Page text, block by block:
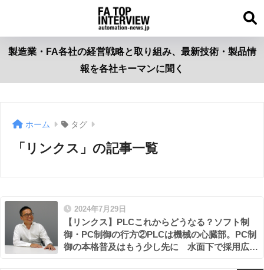
製造業・FA各社の経営戦略と取り組み、最新技術・製品情
報を各社キーマンに聞く
ホーム タグ
「リンクス」の記事一覧
2024年7月29日
【リンクス】PLCこれからどうなる？ソフト制
御・PC制御の行方②PLCは機械の心臓部。PC制
御の本格普及はもう少し先に 水面下で採用広が